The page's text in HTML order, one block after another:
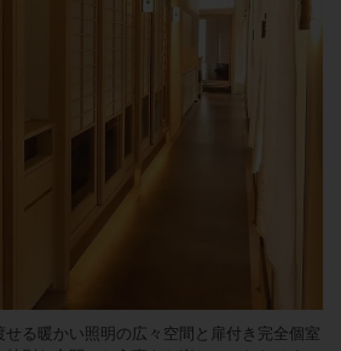
せる暖かい照明の広々空間と扉付き完全個室